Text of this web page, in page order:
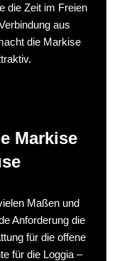
die Zeit im Freien
aus
die Markise
Markise
Maßen und
Anforderung die
für die offene
für die Loggia –